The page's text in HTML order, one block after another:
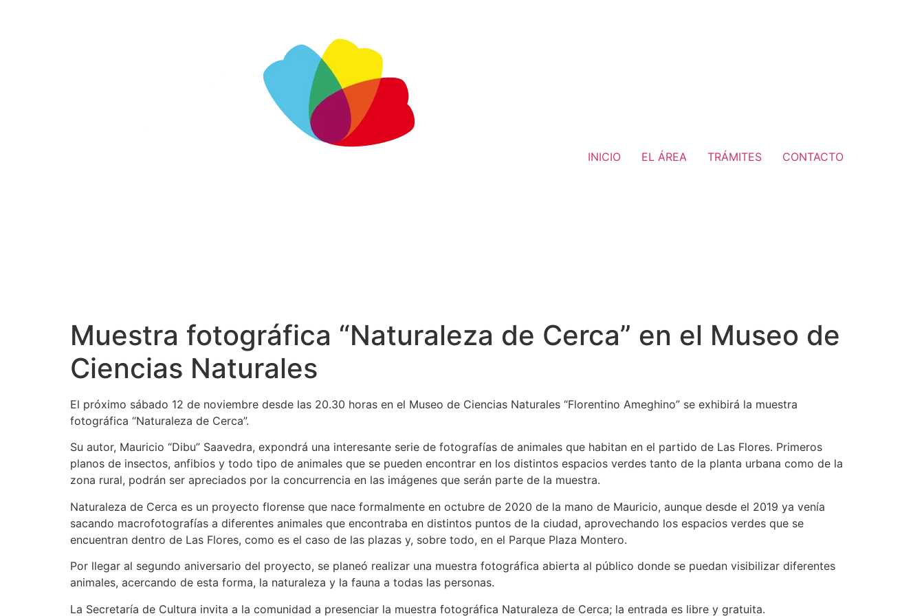
INICIO EL ÁREA TRÁMITES CONTACTO
Muestra fotográfica “Naturaleza de Cerca” en el Museo de
Ciencias Naturales
El próximo sábado 12 de noviembre desde las 20.30 horas en el Museo de Ciencias Naturales “Florentino Ameghino” se exhibirá la muestra
fotográfica “Naturaleza de Cerca”.
Su autor, Mauricio “Dibu” Saavedra, expondrá una interesante serie de fotografías de animales que habitan en el partido de Las Flores. Primeros
planos de insectos, anfibios y todo tipo de animales que se pueden encontrar en los distintos espacios verdes tanto de la planta urbana como de la
zona rural, podrán ser apreciados por la concurrencia en las imágenes que serán parte de la muestra.
Naturaleza de Cerca es un proyecto florense que nace formalmente en octubre de 2020 de la mano de Mauricio, aunque desde el 2019 ya venía
sacando macrofotografías a diferentes animales que encontraba en distintos puntos de la ciudad, aprovechando los espacios verdes que se
encuentran dentro de Las Flores, como es el caso de las plazas y, sobre todo, en el Parque Plaza Montero.
Por llegar al segundo aniversario del proyecto, se planeó realizar una muestra fotográfica abierta al público donde se puedan visibilizar diferentes
animales, acercando de esta forma, la naturaleza y la fauna a todas las personas.
La Secretaría de Cultura invita a la comunidad a presenciar la muestra fotográfica Naturaleza de Cerca; la entrada es libre y gratuita.